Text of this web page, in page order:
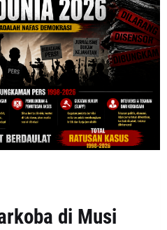
di Musi